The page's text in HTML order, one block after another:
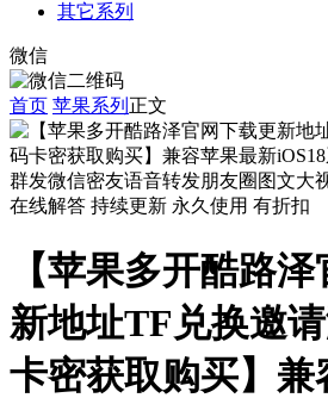
其它系列
微信
首页 苹果系列 正文
在线解答 持续更新 永久使用 有折扣
【苹果多开酷路
新地址TF兑换邀
卡密获取购买】兼